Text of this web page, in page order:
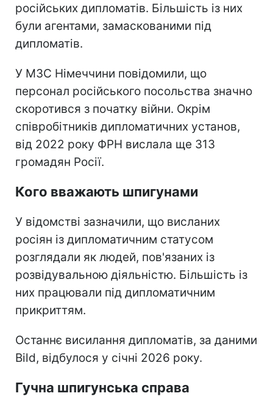
російських дипломатів. Більшість із них
були агентами, замаскованими під
дипломатів.
У МЗС Німеччини повідомили, що
персонал російського посольства значно
скоротився з початку війни. Окрім
співробітників дипломатичних установ,
від 2022 року ФРН вислала ще 313
громадян Росії.
Кого вважають шпигунами
У відомстві зазначили, що висланих
росіян із дипломатичним статусом
розглядали як людей, пов'язаних із
розвідувальною діяльністю. Більшість із
них працювали під дипломатичним
прикриттям.
Останнє висилання дипломатів, за даними
Bild, відбулося у січні 2026 року.
Гучна шпигунська справа